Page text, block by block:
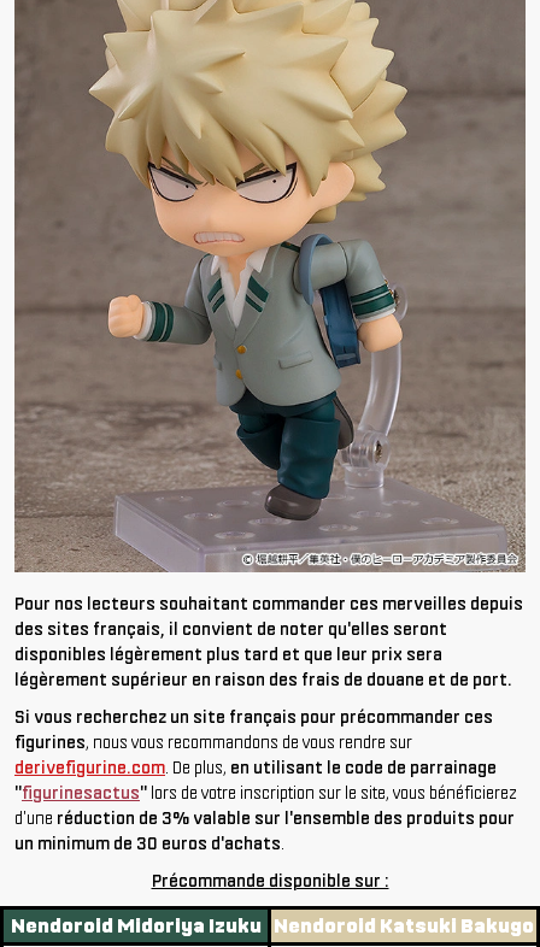
Pour nos lecteurs souhaitant commander ces merveilles depuis
des sites français, il convient de noter qu'elles seront
disponibles légèrement plus tard et que leur prix sera
légèrement supérieur en raison des frais de douane et de port.
Si vous recherchez un site français pour précommander ces
figurines, nous vous recommandons de vous rendre sur
derivefigurine.com. De plus, en utilisant le code de parrainage
"figurinesactus" lors de votre inscription sur le site, vous bénéficierez
d'une réduction de 3% valable sur l'ensemble des produits pour
un minimum de 30 euros d'achats.
Précommande disponible sur :
Nendoroid Midoriya Izuku Nendoroid Katsuki Bakugo